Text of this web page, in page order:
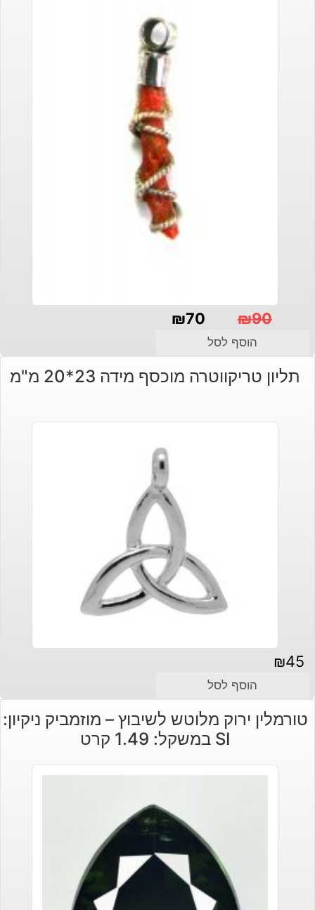
₪90
המקורי
היה:
₪70
הנוכחי
הוא:
הוסף לסל
תליון טריקווטרה מוכסף מידה 23*20 מ"מ
₪45
הוסף לסל
טורמלין ירוק מלוטש לשיבוץ – מוזמביק ניקיון:
SI במשקל: 1.49 קרט